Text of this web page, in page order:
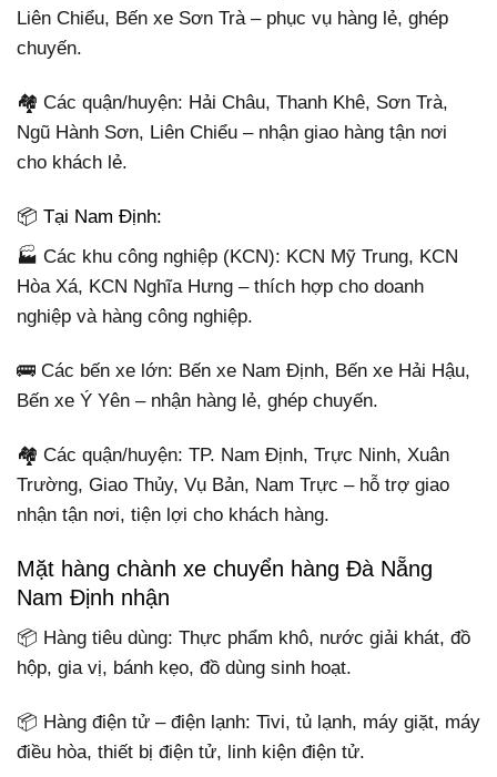
Liên Chiểu, Bến xe Sơn Trà – phục vụ hàng lẻ, ghép
chuyến.
🏘️ Các quận/huyện: Hải Châu, Thanh Khê, Sơn Trà,
Ngũ Hành Sơn, Liên Chiểu – nhận giao hàng tận nơi
cho khách lẻ.
📦 Tại Nam Định:
🏭 Các khu công nghiệp (KCN): KCN Mỹ Trung, KCN
Hòa Xá, KCN Nghĩa Hưng – thích hợp cho doanh
nghiệp và hàng công nghiệp.
🚌 Các bến xe lớn: Bến xe Nam Định, Bến xe Hải Hậu,
Bến xe Ý Yên – nhận hàng lẻ, ghép chuyến.
🏘️ Các quận/huyện: TP. Nam Định, Trực Ninh, Xuân
Trường, Giao Thủy, Vụ Bản, Nam Trực – hỗ trợ giao
nhận tận nơi, tiện lợi cho khách hàng.
Mặt hàng chành xe chuyển hàng Đà Nẵng
Nam Định nhận
📦 Hàng tiêu dùng: Thực phẩm khô, nước giải khát, đồ
hộp, gia vị, bánh kẹo, đồ dùng sinh hoạt.
📦 Hàng điện tử – điện lạnh: Tivi, tủ lạnh, máy giặt, máy
điều hòa, thiết bị điện tử, linh kiện điện tử.